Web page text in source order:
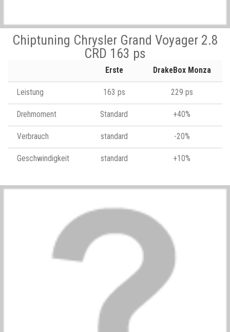
Chiptuning Chrysler Grand Voyager 2.8
CRD 163 ps
Erste DrakeBox Monza
Leistung 163 ps 229 ps
Drehmoment Standard +40%
Verbrauch standard -20%
Geschwindigkeit standard +10%